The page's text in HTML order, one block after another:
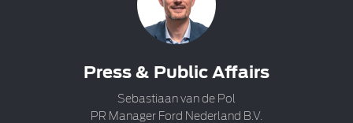
Press & Public Affairs
Sebastiaan van de Pol
PR Manager Ford Nederland B.V.